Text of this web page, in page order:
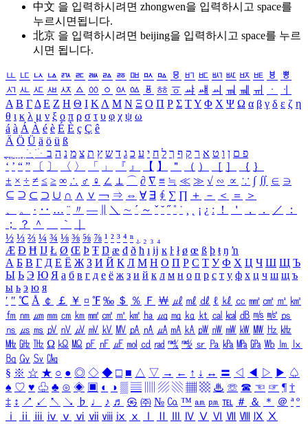
中文 을 입력하시려면 zhongwen을 입력하시고 space를
누르시면됩니다.
北京 을 입력하시려면 beijing을 입력하시고 space를 누르
시면 됩니다.
ㅥ ㅦ ㅧ ㅨ ㅩ ㅪ ㅫ ㅬ ㅭ ㅮ ㅯ ㅰ ㅱ ㅲ ㅳ ㅴ ㅵ ㅶ ㅷ ㅸ
ㅹ
ㅺ ㅻ ㅼ ㅽ ㅾ ㅿ ㆀ ㆁ ㆂ ㆃ ㆄ ㆅ ㆆ ㆇ ㆈ ㆉ ㆊ ㆋ ㆌ ㆍ
ㆎ
Α Β ΓΔ Ε Ζ Η Θ Ι ΚΛ Μ Ν Ξ Ο Π Ρ Σ ΤΥ Φ Χ Ψ Ω α β γ δ ε ζ η
θ ι κ λ μ ν ξ ο π ρ σ τ υ φ χ ψ ω
á à Á À é è É È ç Ç ê
Ä Ö Ü ä ö ü ß
ִֶֹ ֻּ ׁׂ פ ם ן ו ט א ר ק ף ך ל ח י ע כ ג ד ש ץ ת צ מ נ ה ב
‘ ’ “ ” 〔 〕 〈 〉 「 」 『 』 【 】 ＂ （ ） ［ ］ ｛ ｝
± × ÷ ≠ ≤ ≥ ∞ ∴ ♂ ♀ ∠ ⊥ ⌒ ∂ ∇ ≡ ≒ ≪ ≫ √ ∽ ∝ ∵ ∫ ∬ ∈ ∋
⊆ ⊇ ⊂ ⊃ ∪ ∩ ∧ ∨ ￢ ⇒ ⇔ ∀ ∃ ∮ ∑ ∏ ＋ － ＜ ＝
＞
、
。 · ‥ … ¨ 〃 ― ＼ ∼ ´ ～ ˇ ˘ ˝ ˚ ˙ ¸ ¡ ¿ ː ！ ＇ ， ． ／
：
；
？ ＾ ｀
½ ⅓ ⅔ ¼ ¾ ⅛ ⅜ ⅝ ⅞ ¹ ² ³ ⁴ ⁿ ₁ ₂ ₃ ₄
Æ Ð Ħ Ĳ Ł Ø Œ Þ Ŧ Ŋ æ đ ð ħ ı ĳ ĸ ŀ ł ø œ ß þ ŧ ŋ ŉ
А Б В Г Д Е Ё Ж З И Й К Л М Н О П Р С Т У Ф Х Ц Ч Ш Щ Ъ
Ы Ь Э Ю Я а б в г д е ё ж з и й к л м н о п р с т у ф х ц ч ш щ ъ
ы ь э ю я
′ ″ ℃ Å ￠ ￡ ￥ ¤ ℉ ‰ ＄ ％ Ｆ ￦ ㎕ ㎖ ㎗ ℓ ㎘ ㏄ ㎣ ㎤ ㎥ ㎦
㎙ ㎚ ㎛ ㎜ ㎝ ㎞ ㎟ ㎠ ㎡ ㎢ ㏊ ㎍ ㎎ ㎏ ㏏ ㎈ ㎉ ㏈ ㎧ ㎨ ㎰
㎱ ㎲ ㎳ ㎴ ㎵ ㎶ ㎷ ㎸ ㎹ ㎀ ㎁ ㎂ ㎃ ㎄ ㎺ ㎻ ㎽ ㎾ ㎿ ㎐ ㎑
㎒ ㎓ ㎔ Ω ㏀ ㏁ ㎊ ㎋ ㎌ ㏖ ㏅ ㎭ ㎮ ㎯ ㏛ ㎩ ㎪ ㎫ ㎬ ㏝ ㏐
㏓
㏃ ㏉ ㏜ ㏆
§ ※ ☆ ★ ○ ● ◎ ◇ ◆ □ ■ △ ▽ → ← ↑ ↓ ↔ 〓 ◁ ◀ ▷ ▶ ♤
♠ ♡ ♥ ♧ ♣ ⊙ ◈ ▣ ◐ ◑ ▒ ▤ ▨ ▧ ▦ ▩ ♨ ☏ ☎ ☜ ☞ ¶ †
‡ ↕ ↗ ↙ ↖ ↘ ♭ ♩ ♪ ♬ ㉿ ㈜ № ㏇ ™ ㏂ ㏘ ℡ ＃ ＆ ＊ ＠ ª º
ⅰ
ⅱ ⅲ ⅳ ⅴ ⅵ ⅶ ⅷ ⅸ ⅹ Ⅳ Ⅴ Ⅵ Ⅶ Ⅷ Ⅸ Ⅹ